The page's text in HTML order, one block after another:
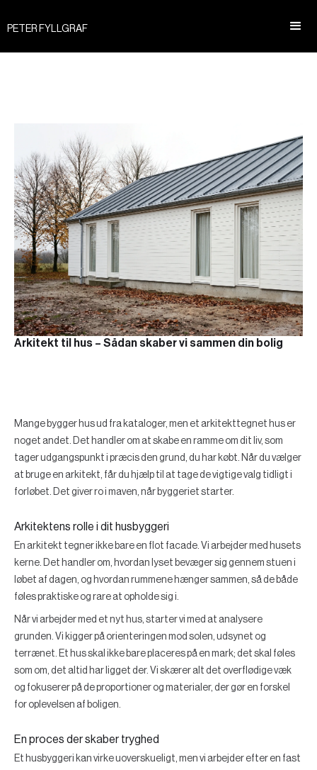
PETER FYLLGRAF
Arkitekt til hus – Sådan skaber vi sammen din bolig
Mange bygger hus ud fra kataloger, men et arkitekttegnet hus er
noget andet. Det handler om at skabe en ramme om dit liv, som
tager udgangspunkt i præcis den grund, du har købt. Når du vælger
at bruge en arkitekt, får du hjælp til at tage de vigtige valg tidligt i
forløbet. Det giver ro i maven, når byggeriet starter.
Arkitektens rolle i dit husbyggeri
En arkitekt tegner ikke bare en flot facade. Vi arbejder med husets
kerne. Det handler om, hvordan lyset bevæger sig gennem stuen i
løbet af dagen, og hvordan rummene hænger sammen, så de både
føles praktiske og rare at opholde sig i.
Når vi arbejder med et nyt hus, starter vi med at analysere
grunden. Vi kigger på orienteringen mod solen, udsynet og
terrænet. Et hus skal ikke bare placeres på en mark; det skal føles
som om, det altid har ligget der. Vi skærer alt det overflødige væk
og fokuserer på de proportioner og materialer, der gør en forskel
for oplevelsen af boligen.
En proces der skaber tryghed
Et husbyggeri kan virke uoverskueligt, men vi arbejder efter en fast